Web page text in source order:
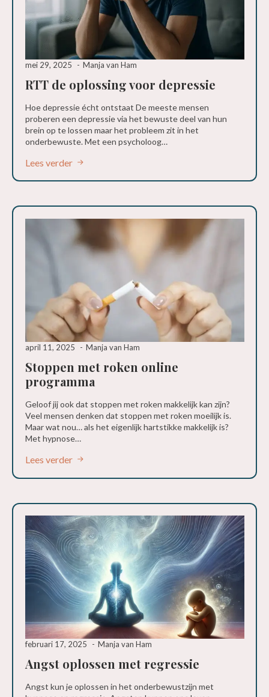
RTT de oplossing voor depressie
mei 29, 2025 Manja van Ham
Hoe depressie écht ontstaat De meeste mensen
proberen een depressie via het bewuste deel van hun
brein op te lossen maar het probleem zit in het
onderbewuste. Met een psycholoog…
Lees verder
Stoppen met roken online
programma
april 11, 2025 Manja van Ham
Geloof jij ook dat stoppen met roken makkelijk kan zijn?
Veel mensen denken dat stoppen met roken moeilijk is.
Maar wat nou… als het eigenlijk hartstikke makkelijk is?
Met hypnose…
Lees verder
Angst oplossen met regressie
februari 17, 2025 Manja van Ham
Angst kun je oplossen in het onderbewustzijn met